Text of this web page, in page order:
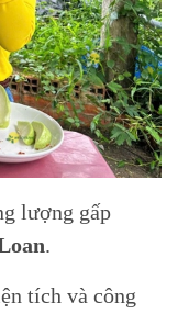
lượng gấp
.
tích và công